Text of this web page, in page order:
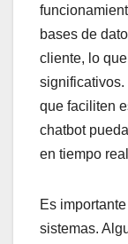
bases de
cliente, lo
significativos.
que faciliten
chatbot
en tiempo
Es
sistemas.